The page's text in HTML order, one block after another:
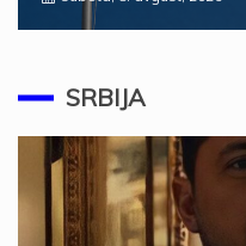
SRBIJA